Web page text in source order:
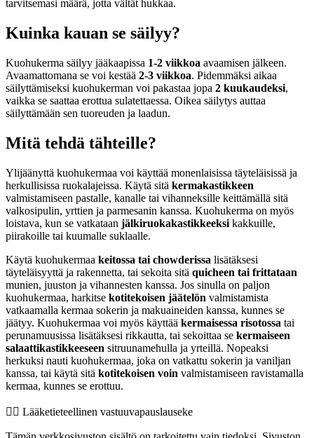
tarvitsemasi määrä, jotta vältät hukkaa.
Kuinka kauan se säilyy?
Kuohukerma säilyy jääkaapissa 1-2 viikkoa avaamisen jälkeen.
Avaamattomana se voi kestää 2-3 viikkoa. Pidemmäksi aikaa
säilyttämiseksi kuohukerman voi pakastaa jopa 2 kuukaudeksi,
vaikka se saattaa erottua sulatettaessa. Oikea säilytys auttaa
säilyttämään sen tuoreuden ja laadun.
Mitä tehdä tähteille?
Ylijäänyttä kuohukermaa voi käyttää monenlaisissa täyteläisissä ja
herkullisissa ruokalajeissa. Käytä sitä kermakastikkeen
valmistamiseen pastalle, kanalle tai vihanneksille keittämällä sitä
valkosipulin, yrttien ja parmesanin kanssa. Kuohukerma on myös
loistava, kun se vatkataan jälkiruokakastikkeeksi kakkuille,
piirakoille tai kuumalle suklaalle.
Käytä kuohukermaa keitossa tai chowderissa lisätäksesi
täyteläisyyttä ja rakennetta, tai sekoita sitä quicheen tai frittataan
munien, juuston ja vihannesten kanssa. Jos sinulla on paljon
kuohukermaa, harkitse kotitekoisen jäätelön valmistamista
vatkaamalla kermaa sokerin ja makuaineiden kanssa, kunnes se
jäätyy. Kuohukermaa voi myös käyttää kermaisessa risotossa tai
perunamuusissa lisätäksesi rikkautta, tai sekoittaa se kermaiseen
salaattikastikkeeseen sitruunamehulla ja yrteillä. Nopeaksi
herkuksi nauti kuohukermaa, joka on vatkattu sokerin ja vaniljan
kanssa, tai käytä sitä kotitekoisen voin valmistamiseen ravistamalla
kermaa, kunnes se erottuu.
👨‍⚕️️ Lääketieteellinen vastuuvapauslauseke